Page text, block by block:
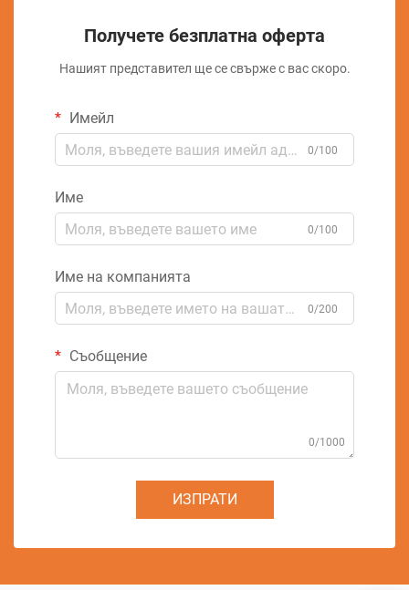
Получете безплатна оферта
Нашият представител ще се свърже с вас скоро.
Имейл
0/100
Име
0/100
Име на компанията
0/200
Съобщение
0/1000
ИЗПРАТИ